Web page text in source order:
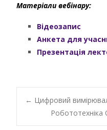
Матеріали вебінару:
Відеозапис
Анкета для
Презентація
Post
← Цифровий
Робототехніка